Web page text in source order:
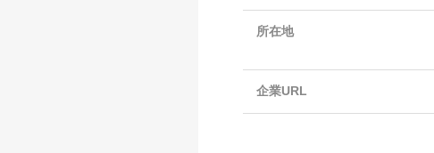
所在地
企業URL